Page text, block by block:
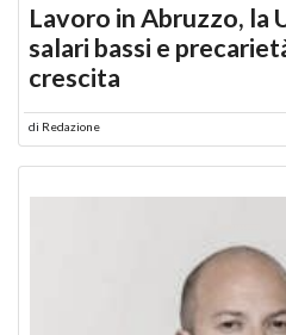
Lavoro in Abruzzo, la
salari bassi e
crescita
di Redazione